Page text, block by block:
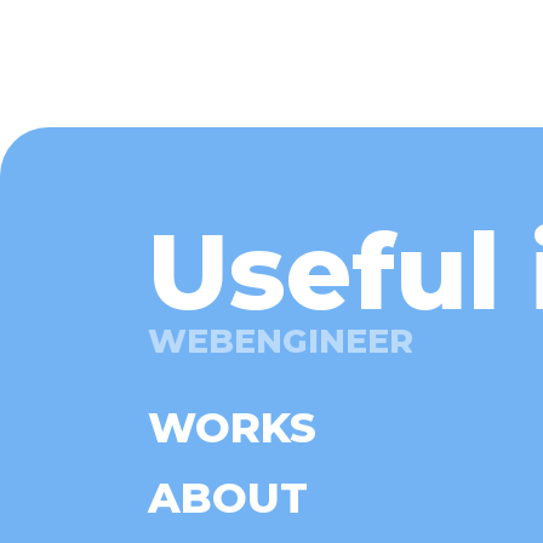
Useful
WEBENGINEER
WORKS
ABOUT